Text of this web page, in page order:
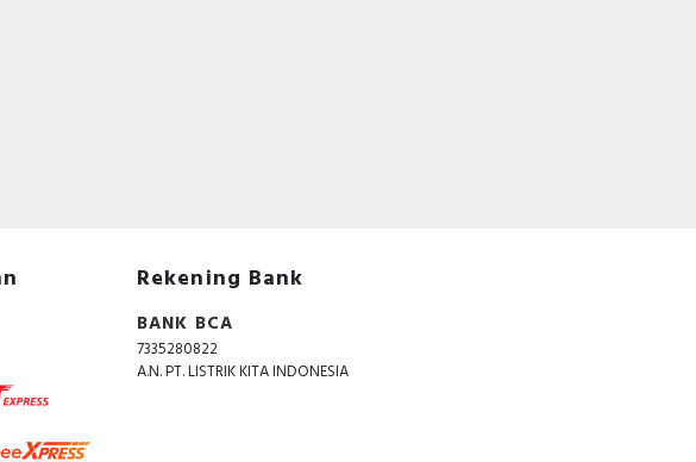
Rekening Bank
BANK BCA
7335280822
A.N. PT. LISTRIK KITA INDONESIA